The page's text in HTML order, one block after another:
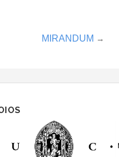
MIRANDUM →